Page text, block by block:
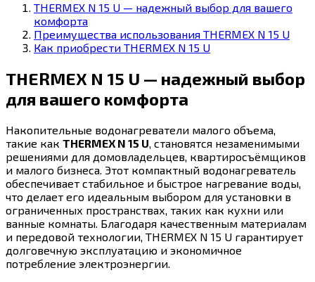
THERMEX N 15 U — надежный выбор для вашего
комфорта
Преимущества использования THERMEX N 15 U
Как приобрести THERMEX N 15 U
THERMEX N 15 U — надежный выбор
для вашего комфорта
Накопительные водонагреватели малого объема,
такие как THERMEX N 15 U, становятся незаменимыми
решениями для домовладельцев, квартиросъёмщиков
и малого бизнеса. Этот компактный водонагреватель
обеспечивает стабильное и быстрое нагревание воды,
что делает его идеальным выбором для установки в
ограниченных пространствах, таких как кухни или
ванные комнаты. Благодаря качественным материалам
и передовой технологии, THERMEX N 15 U гарантирует
долговечную эксплуатацию и экономичное
потребление электроэнергии.